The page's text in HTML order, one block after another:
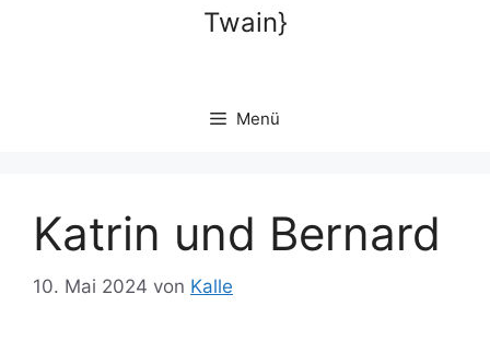
Twain}
Menü
Katrin und Bernard
10. Mai 2024 von Kalle